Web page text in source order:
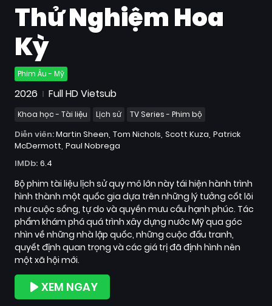
Thử Nghiệm Hoa
Kỳ
Phim Âu - Mỹ
2026 Full HD Vietsub
Khoa học - Tài liệu Lịch sử TV Series - Phim bộ
Diễn viên:Martin Sheen Tom Nichols Scott Kuza Patrick
McDermott Paul Nobrega
IMDb: 6.4
Bộ phim tài liệu lịch sử quy mô lớn này tái hiện hành trình
hình thành một quốc gia dựa trên những lý tưởng cốt lõi
như cuộc sống, tự do và quyền mưu cầu hạnh phúc. Tác
phẩm khám phá quá trình xây dựng nước Mỹ qua góc
nhìn về những nhà lập quốc, những cuộc đấu tranh,
quyết định quan trọng và các giá trị đã định hình nên
một xã hội mới.
XEM NGAY